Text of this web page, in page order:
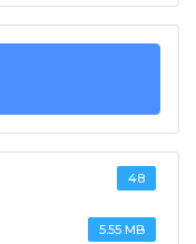
48
5.55 MB